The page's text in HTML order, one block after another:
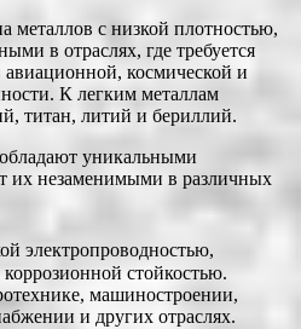
металлов с низкой плотностью,
в отраслях, где требуется
космической и
К легким металлам
титан, литий и бериллий.
уникальными
их незаменимыми в различных
электропроводностью,
стойкостью.
машиностроении,
и других отраслях.